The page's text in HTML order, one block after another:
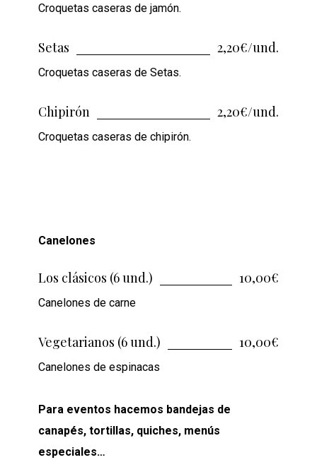
Croquetas caseras de jamón.
Setas 2,20€/und.
Croquetas caseras de Setas.
Chipirón 2,20€/und.
Croquetas caseras de chipirón.
Canelones
Los clásicos (6 und.) 10,00€
Canelones de carne
Vegetarianos (6 und.) 10,00€
Canelones de espinacas
Para eventos hacemos bandejas de
canapés, tortillas, quiches, menús
especiales…